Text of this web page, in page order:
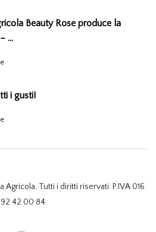
Beauty Rose produce la
...
i gusti!
Tutti i diritti riservati. P.IVA 016
92 42 00 84